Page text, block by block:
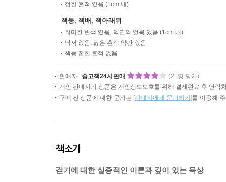
접힌 흔적 있음 (1cm 내)
책등, 책배, 책아래위
희미한 변색 있음, 약간의 얼룩 있음 (1cm 내)
낙서 없음, 닳은 흔적 약간 있음
책등 접힌 흔적 없음
판매자 : 중고책24시판매
(21명 평가)
개인 판매자의 상품은 개인정보보호를 위해 결제완료 후 연락
구매 전 상품에 대한 문의는 [판매자에게 문의하기]를 이용해
책소개
걷기에 대한 실증적인 이론과 깊이 있는 묵상